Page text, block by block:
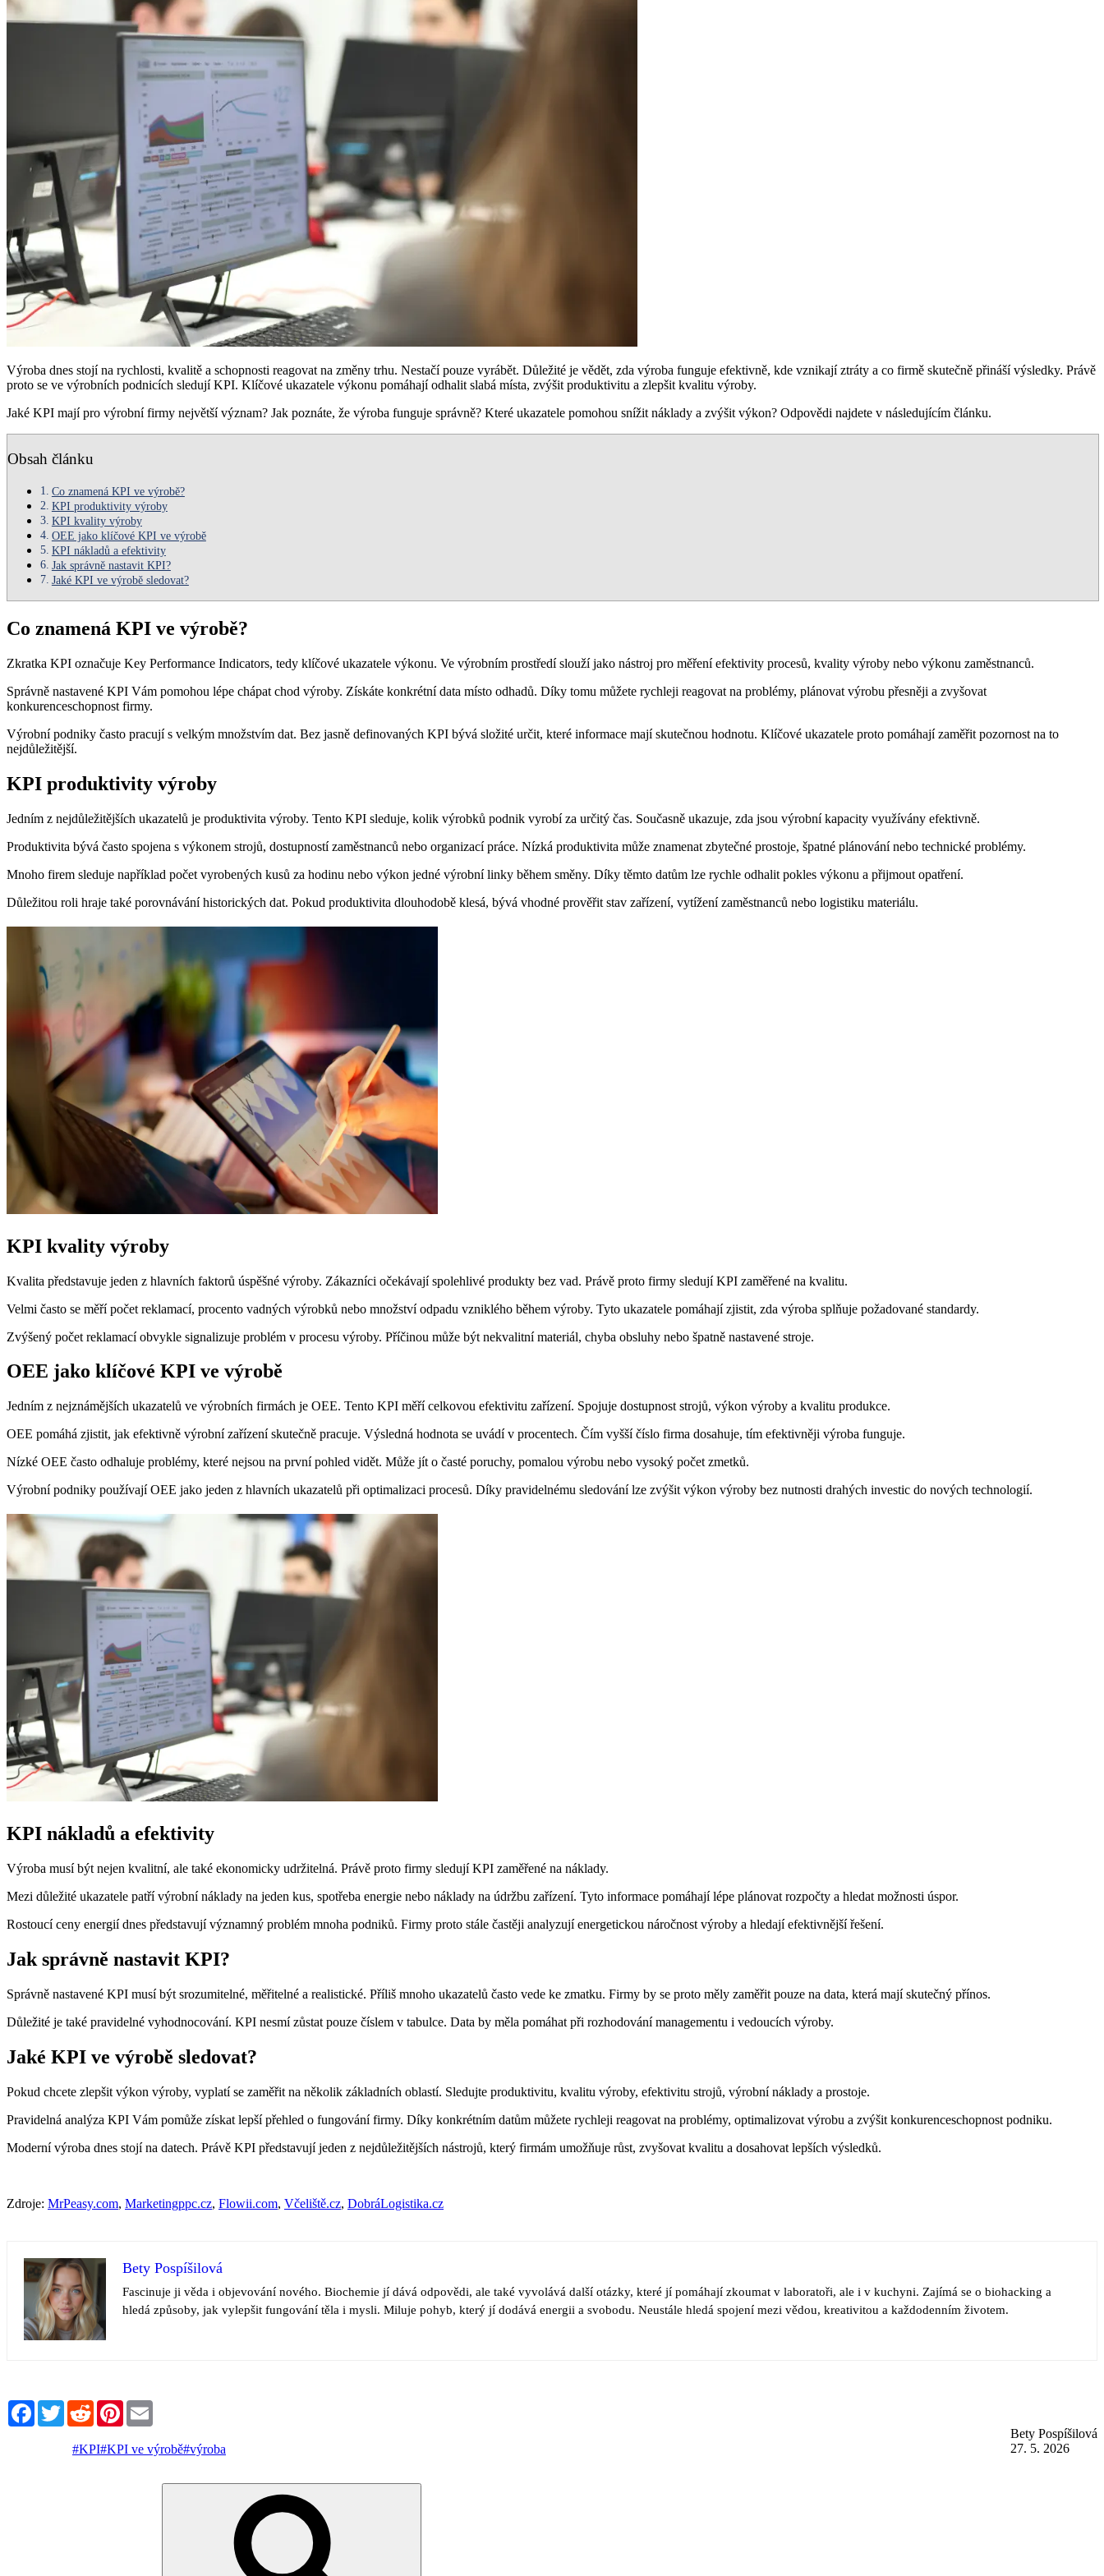
Výroba dnes stojí na rychlosti, kvalitě a schopnosti reagovat na změny trhu. Nestačí pouze vyrábět. Důležité je vědět, zda výroba funguje efektivně, kde vznikají ztráty a co firmě skutečně přináší výsledky. Právě
proto se ve výrobních podnicích sledují KPI. Klíčové ukazatele výkonu pomáhají odhalit slabá místa, zvýšit produktivitu a zlepšit kvalitu výroby.
Jaké KPI mají pro výrobní firmy největší význam? Jak poznáte, že výroba funguje správně? Které ukazatele pomohou snížit náklady a zvýšit výkon? Odpovědi najdete v následujícím článku.
Obsah článku
Co znamená KPI ve výrobě?
KPI produktivity výroby
KPI kvality výroby
OEE jako klíčové KPI ve výrobě
KPI nákladů a efektivity
Jak správně nastavit KPI?
Jaké KPI ve výrobě sledovat?
Co znamená KPI ve výrobě?
Zkratka KPI označuje Key Performance Indicators, tedy klíčové ukazatele výkonu. Ve výrobním prostředí slouží jako nástroj pro měření efektivity procesů, kvality výroby nebo výkonu zaměstnanců.
Správně nastavené KPI Vám pomohou lépe chápat chod výroby. Získáte konkrétní data místo odhadů. Díky tomu můžete rychleji reagovat na problémy, plánovat výrobu přesněji a zvyšovat
konkurenceschopnost firmy.
Výrobní podniky často pracují s velkým množstvím dat. Bez jasně definovaných KPI bývá složité určit, které informace mají skutečnou hodnotu. Klíčové ukazatele proto pomáhají zaměřit pozornost na to
nejdůležitější.
KPI produktivity výroby
Jedním z nejdůležitějších ukazatelů je produktivita výroby. Tento KPI sleduje, kolik výrobků podnik vyrobí za určitý čas. Současně ukazuje, zda jsou výrobní kapacity využívány efektivně.
Produktivita bývá často spojena s výkonem strojů, dostupností zaměstnanců nebo organizací práce. Nízká produktivita může znamenat zbytečné prostoje, špatné plánování nebo technické problémy.
Mnoho firem sleduje například počet vyrobených kusů za hodinu nebo výkon jedné výrobní linky během směny. Díky těmto datům lze rychle odhalit pokles výkonu a přijmout opatření.
Důležitou roli hraje také porovnávání historických dat. Pokud produktivita dlouhodobě klesá, bývá vhodné prověřit stav zařízení, vytížení zaměstnanců nebo logistiku materiálu.
KPI kvality výroby
Kvalita představuje jeden z hlavních faktorů úspěšné výroby. Zákazníci očekávají spolehlivé produkty bez vad. Právě proto firmy sledují KPI zaměřené na kvalitu.
Velmi často se měří počet reklamací, procento vadných výrobků nebo množství odpadu vzniklého během výroby. Tyto ukazatele pomáhají zjistit, zda výroba splňuje požadované standardy.
Zvýšený počet reklamací obvykle signalizuje problém v procesu výroby. Příčinou může být nekvalitní materiál, chyba obsluhy nebo špatně nastavené stroje.
OEE jako klíčové KPI ve výrobě
Jedním z nejznámějších ukazatelů ve výrobních firmách je OEE. Tento KPI měří celkovou efektivitu zařízení. Spojuje dostupnost strojů, výkon výroby a kvalitu produkce.
OEE pomáhá zjistit, jak efektivně výrobní zařízení skutečně pracuje. Výsledná hodnota se uvádí v procentech. Čím vyšší číslo firma dosahuje, tím efektivněji výroba funguje.
Nízké OEE často odhaluje problémy, které nejsou na první pohled vidět. Může jít o časté poruchy, pomalou výrobu nebo vysoký počet zmetků.
Výrobní podniky používají OEE jako jeden z hlavních ukazatelů při optimalizaci procesů. Díky pravidelnému sledování lze zvýšit výkon výroby bez nutnosti drahých investic do nových technologií.
KPI nákladů a efektivity
Výroba musí být nejen kvalitní, ale také ekonomicky udržitelná. Právě proto firmy sledují KPI zaměřené na náklady.
Mezi důležité ukazatele patří výrobní náklady na jeden kus, spotřeba energie nebo náklady na údržbu zařízení. Tyto informace pomáhají lépe plánovat rozpočty a hledat možnosti úspor.
Rostoucí ceny energií dnes představují významný problém mnoha podniků. Firmy proto stále častěji analyzují energetickou náročnost výroby a hledají efektivnější řešení.
Jak správně nastavit KPI?
Správně nastavené KPI musí být srozumitelné, měřitelné a realistické. Příliš mnoho ukazatelů často vede ke zmatku. Firmy by se proto měly zaměřit pouze na data, která mají skutečný přínos.
Důležité je také pravidelné vyhodnocování. KPI nesmí zůstat pouze číslem v tabulce. Data by měla pomáhat při rozhodování managementu i vedoucích výroby.
Jaké KPI ve výrobě sledovat?
Pokud chcete zlepšit výkon výroby, vyplatí se zaměřit na několik základních oblastí. Sledujte produktivitu, kvalitu výroby, efektivitu strojů, výrobní náklady a prostoje.
Pravidelná analýza KPI Vám pomůže získat lepší přehled o fungování firmy. Díky konkrétním datům můžete rychleji reagovat na problémy, optimalizovat výrobu a zvýšit konkurenceschopnost podniku.
Moderní výroba dnes stojí na datech. Právě KPI představují jeden z nejdůležitějších nástrojů, který firmám umožňuje růst, zvyšovat kvalitu a dosahovat lepších výsledků.
Zdroje: MrPeasy.com, Marketingppc.cz, Flowii.com, Včeliště.cz, DobráLogistika.cz
Bety Pospíšilová
Fascinuje ji věda i objevování nového. Biochemie jí dává odpovědi, ale také vyvolává další otázky, které jí pomáhají zkoumat v laboratoři, ale i v kuchyni. Zajímá se o biohacking a
hledá způsoby, jak vylepšit fungování těla i mysli. Miluje pohyb, který jí dodává energii a svobodu. Neustále hledá spojení mezi vědou, kreativitou a každodenním životem.
FacebookTwitterRedditPinterest
Bety Pospíšilová
27. 5. 2026
#KPI#KPI ve výrobě#výroba